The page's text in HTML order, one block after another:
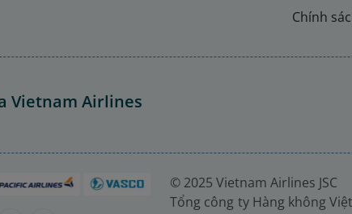
Chính
Vietnam Airlines
© 2025 Vietnam Airlines JSC
Tổng công ty Hàng không